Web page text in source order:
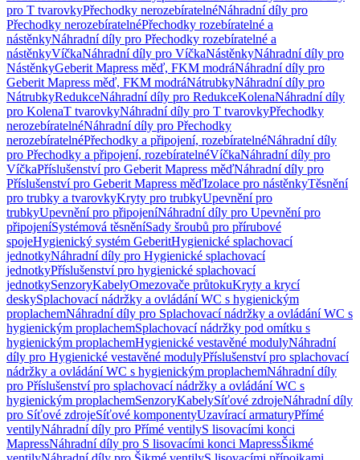
pro T tvarovkyPřechodky nerozebíratelnéNáhradní díly pro
Přechodky nerozebíratelnéPřechodky rozebíratelné a
nástěnkyNáhradní díly pro Přechodky rozebíratelné a
nástěnkyVíčkaNáhradní díly pro VíčkaNástěnkyNáhradní díly pro
NástěnkyGeberit Mapress měď, FKM modráNáhradní díly pro
Geberit Mapress měď, FKM modráNátrubkyNáhradní díly pro
NátrubkyRedukceNáhradní díly pro RedukceKolenaNáhradní díly
pro KolenaT tvarovkyNáhradní díly pro T tvarovkyPřechodky
nerozebíratelnéNáhradní díly pro Přechodky
nerozebíratelnéPřechodky a připojení, rozebíratelnéNáhradní díly
pro Přechodky a připojení, rozebíratelnéVíčkaNáhradní díly pro
VíčkaPříslušenství pro Geberit Mapress měďNáhradní díly pro
Příslušenství pro Geberit Mapress měďIzolace pro nástěnkyTěsnění
pro trubky a tvarovkyKryty pro trubkyUpevnění pro
trubkyUpevnění pro připojeníNáhradní díly pro Upevnění pro
připojeníSystémová těsněníSady šroubů pro přírubové
spojeHygienický systém GeberitHygienické splachovací
jednotkyNáhradní díly pro Hygienické splachovací
jednotkyPříslušenství pro hygienické splachovací
jednotkySenzoryKabelyOmezovače průtokuKryty a krycí
deskySplachovací nádržky a ovládání WC s hygienickým
proplachemNáhradní díly pro Splachovací nádržky a ovládání WC s
hygienickým proplachemSplachovací nádržky pod omítku s
hygienickým proplachemHygienické vestavěné modulyNáhradní
díly pro Hygienické vestavěné modulyPříslušenství pro splachovací
nádržky a ovládání WC s hygienickým proplachemNáhradní díly
pro Příslušenství pro splachovací nádržky a ovládání WC s
hygienickým proplachemSenzoryKabelySíťové zdrojeNáhradní díly
pro Síťové zdrojeSíťové komponentyUzavírací armaturyPřímé
ventilyNáhradní díly pro Přímé ventilyS lisovacími konci
MapressNáhradní díly pro S lisovacími konci MapressŠikmé